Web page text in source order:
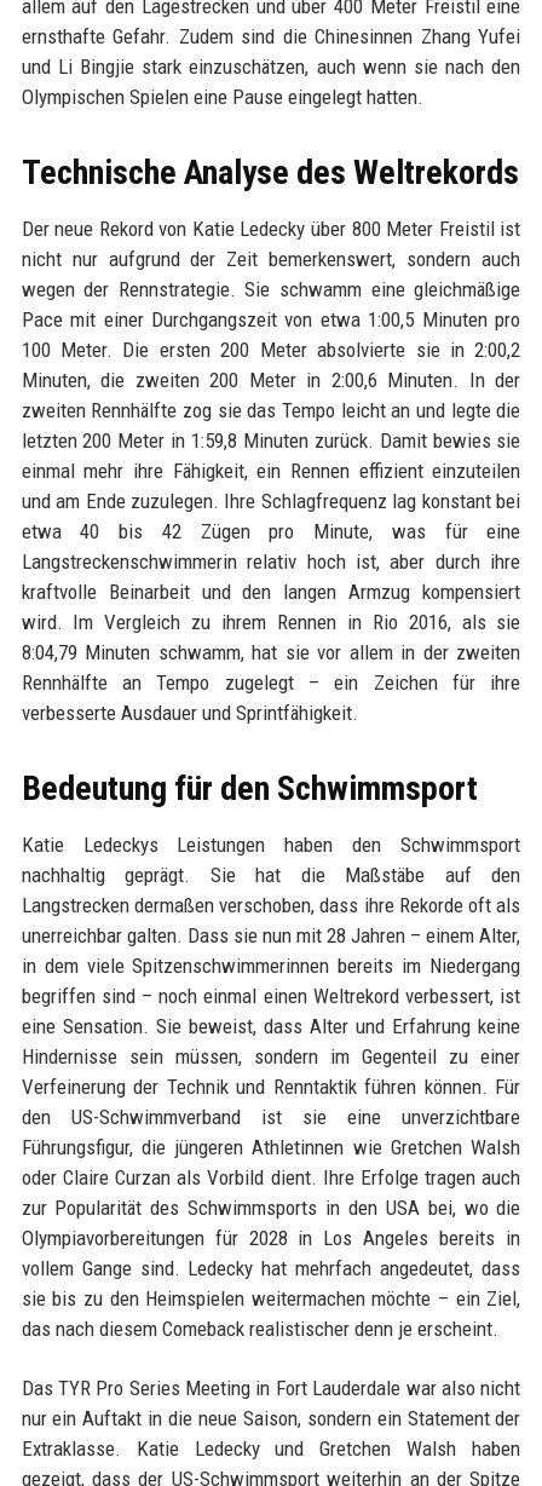
allem auf den Lagestrecken und über 400 Meter Freistil eine
ernsthafte Gefahr. Zudem sind die Chinesinnen Zhang Yufei
und Li Bingjie stark einzuschätzen, auch wenn sie nach den
Olympischen Spielen eine Pause eingelegt hatten.
Technische Analyse des Weltrekords
Der neue Rekord von Katie Ledecky über 800 Meter Freistil ist
nicht nur aufgrund der Zeit bemerkenswert, sondern auch
wegen der Rennstrategie. Sie schwamm eine gleichmäßige
Pace mit einer Durchgangszeit von etwa 1:00,5 Minuten pro
100 Meter. Die ersten 200 Meter absolvierte sie in 2:00,2
Minuten, die zweiten 200 Meter in 2:00,6 Minuten. In der
zweiten Rennhälfte zog sie das Tempo leicht an und legte die
letzten 200 Meter in 1:59,8 Minuten zurück. Damit bewies sie
einmal mehr ihre Fähigkeit, ein Rennen effizient einzuteilen
und am Ende zuzulegen. Ihre Schlagfrequenz lag konstant bei
etwa 40 bis 42 Zügen pro Minute, was für eine
Langstreckenschwimmerin relativ hoch ist, aber durch ihre
kraftvolle Beinarbeit und den langen Armzug kompensiert
wird. Im Vergleich zu ihrem Rennen in Rio 2016, als sie
8:04,79 Minuten schwamm, hat sie vor allem in der zweiten
Rennhälfte an Tempo zugelegt – ein Zeichen für ihre
verbesserte Ausdauer und Sprintfähigkeit.
Bedeutung für den Schwimmsport
Katie Ledeckys Leistungen haben den Schwimmsport
nachhaltig geprägt. Sie hat die Maßstäbe auf den
Langstrecken dermaßen verschoben, dass ihre Rekorde oft als
unerreichbar galten. Dass sie nun mit 28 Jahren – einem Alter,
in dem viele Spitzenschwimmerinnen bereits im Niedergang
begriffen sind – noch einmal einen Weltrekord verbessert, ist
eine Sensation. Sie beweist, dass Alter und Erfahrung keine
Hindernisse sein müssen, sondern im Gegenteil zu einer
Verfeinerung der Technik und Renntaktik führen können. Für
den US-Schwimmverband ist sie eine unverzichtbare
Führungsfigur, die jüngeren Athletinnen wie Gretchen Walsh
oder Claire Curzan als Vorbild dient. Ihre Erfolge tragen auch
zur Popularität des Schwimmsports in den USA bei, wo die
Olympiavorbereitungen für 2028 in Los Angeles bereits in
vollem Gange sind. Ledecky hat mehrfach angedeutet, dass
sie bis zu den Heimspielen weitermachen möchte – ein Ziel,
das nach diesem Comeback realistischer denn je erscheint.
Das TYR Pro Series Meeting in Fort Lauderdale war also nicht
nur ein Auftakt in die neue Saison, sondern ein Statement der
Extraklasse. Katie Ledecky und Gretchen Walsh haben
gezeigt, dass der US-Schwimmsport weiterhin an der Spitze